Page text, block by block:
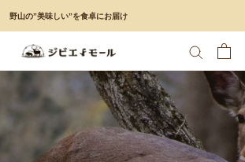
野山の”美味しい”を食卓にお届け